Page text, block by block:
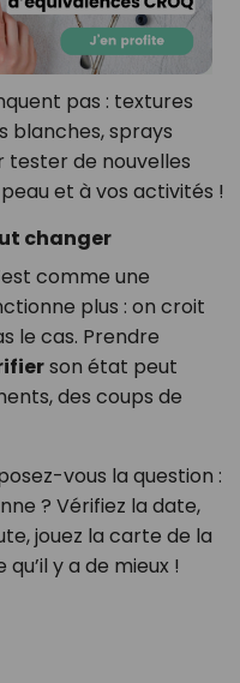
pas : textures
blanches, sprays
de nouvelles
et à vos activités !
changer
comme une
plus : on croit
le cas. Prendre
son état peut
des coups de
vous la question :
? Vérifiez la date,
jouez la carte de la
y a de mieux !